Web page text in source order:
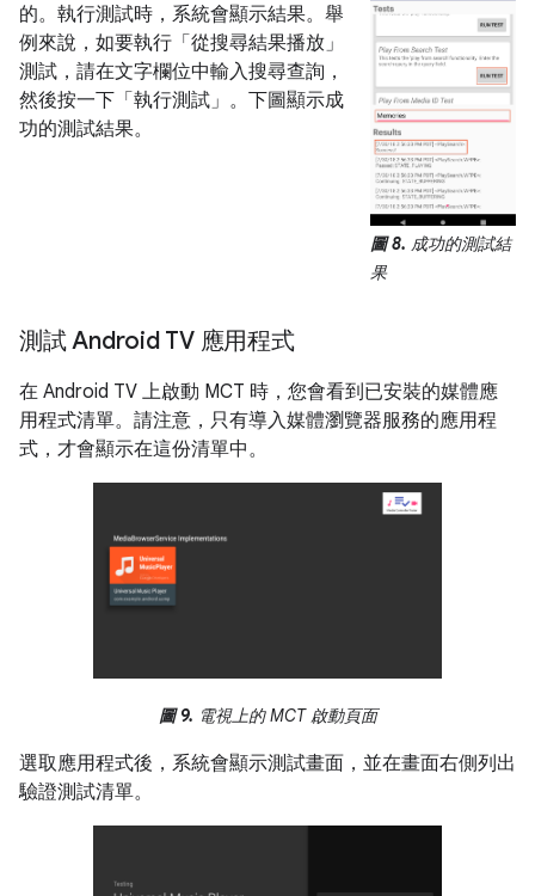
圖 8. 成功的測試結
果
的。執行測試時，系統會顯示結果。舉
例來說，如要執行「從搜尋結果播放」
測試，請在文字欄位中輸入搜尋查詢，
然後按一下「執行測試」 。下圖顯示成
功的測試結果。
測試 Android TV 應用程式
在 Android TV 上啟動 MCT 時，您會看到已安裝的媒體應
用程式清單。請注意，只有導入媒體瀏覽器服務的應用程
式，才會顯示在這份清單中。
圖 9. 電視上的 MCT 啟動頁面
選取應用程式後，系統會顯示測試畫面，並在畫面右側列出
驗證測試清單。